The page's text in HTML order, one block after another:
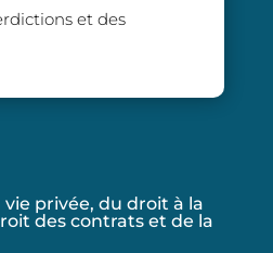
et des
vie privée, du droit à la
des contrats et de la